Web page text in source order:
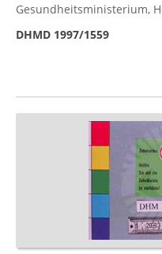
Gesundheitsministerium,
DHMD 1997/1559